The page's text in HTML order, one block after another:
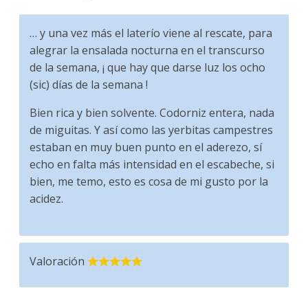
… y una vez más el laterío viene al rescate, para
alegrar la ensalada nocturna en el transcurso
de la semana, ¡ que hay que darse luz los ocho
(sic) días de la semana !
Bien rica y bien solvente. Codorniz entera, nada
de miguitas. Y así como las yerbitas campestres
estaban en muy buen punto en el aderezo, sí
echo en falta más intensidad en el escabeche, si
bien, me temo, esto es cosa de mi gusto por la
acidez.
Valoración